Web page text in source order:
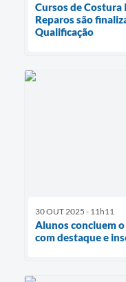
Cursos de
Reparos são
Qualificação
30 OUT 2025 - 11h11
Alunos concluem
com destaque e